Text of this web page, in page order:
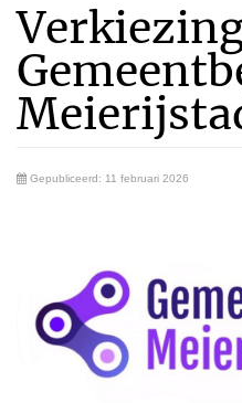
Gepubliceerd: 11 februari 2026